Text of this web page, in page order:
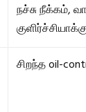
நச்சு நீக்கம்,
சிறந்த oil-